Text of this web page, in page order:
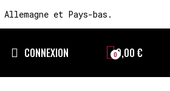
et Pays-bas.
CONNEXION 0,00 €